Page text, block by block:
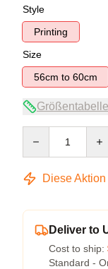
Style
Printing
Size
56cm to 60cm
Diese
Deliver to
Cost to ship:
Standard -